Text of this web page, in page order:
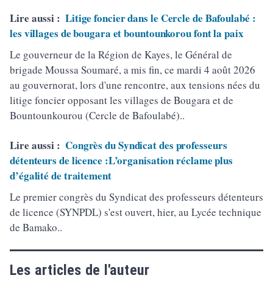
Lire aussi : Litige foncier dans le Cercle de Bafoulabé :
les villages de bougara et bountounkorou font la paix
Le gouverneur de la Région de Kayes, le Général de
brigade Moussa Soumaré, a mis fin, ce mardi 4 août 2026
au gouvernorat, lors d'une rencontre, aux tensions nées du
litige foncier opposant les villages de Bougara et de
Bountounkourou (Cercle de Bafoulabé)..
Lire aussi : Congrès du Syndicat des professeurs
détenteurs de licence :L’organisation réclame plus
d’égalité de traitement
Le premier congrès du Syndicat des professeurs détenteurs
de licence (SYNPDL) s'est ouvert, hier, au Lycée technique
de Bamako..
Les articles de l'auteur